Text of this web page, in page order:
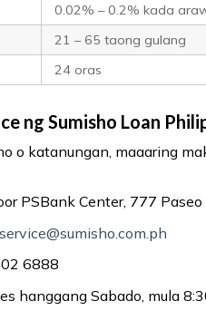
0.02% – 0.2% kada
21 – 65 taong gulang
24 oras
ng Sumisho Loan
o katanungan, maaaring
PSBank Center, 777
6888
hanggang Sabado, mula